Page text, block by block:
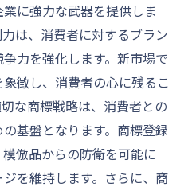
に強力な武器を提供しま
は、消費者に対するブラン
力を強化します。新市場で
徴し、消費者の心に残るこ
な商標戦略は、消費者との
基盤となります。商標登録
倣品からの防衛を可能に
を維持します。さらに、商